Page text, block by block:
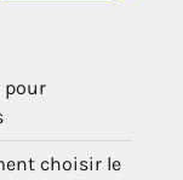
pour
choisir le